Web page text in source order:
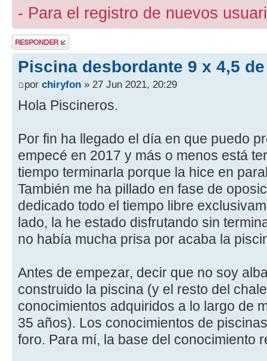
- Para el registro de nuevos
Publicar una
respuesta
Piscina desbordante 9 x 4,5
por chiryfon » 27 Jun 2021, 20:29
Hola Piscineros.
Por fin ha llegado el día en que puedo
empecé en 2017 y más o menos está
tiempo terminarla porque la hice en
También me ha pillado en fase de
dedicado todo el tiempo libre
lado, la he estado disfrutando sin
no había mucha prisa por acaba la
Antes de empezar, decir que no soy
construido la piscina (y el resto del
conocimientos adquiridos a lo largo de
35 años). Los conocimientos de
foro. Para mí, la base del conocimiento